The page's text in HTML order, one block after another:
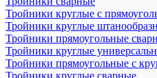
Тройники круглые с
Тройники круглые
Тройники прямоугольные
Тройники круглые
Тройники прямоугольные с
Тройники круглые сварные